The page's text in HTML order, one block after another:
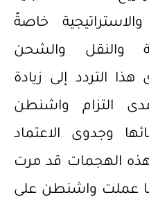
والاستراتيجية خاصةً
والنقل والشحن
هذا التردد إلى زيادة
التزام واشنطن
وجدوى الاعتماد
الهجمات قد مرت
عملت واشنطن على